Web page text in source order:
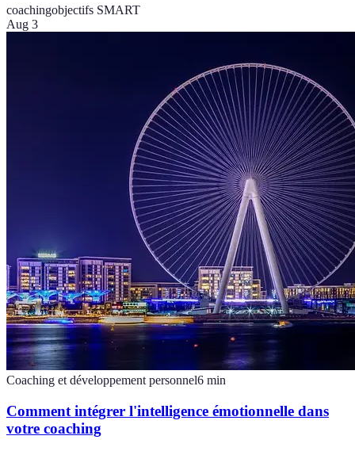
coachingobjectifs SMART
Aug 3
Coaching et développement personnel6 min
Comment intégrer l'intelligence émotionnelle dans
votre coaching